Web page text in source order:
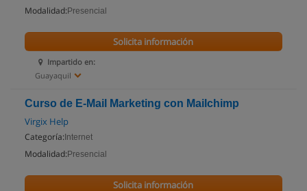
Modalidad: Presencial
Impartido en:
Guayaquil
Solicita información
Curso de E-Mail Marketing con Mailchimp
Virgix Help
Categoría: Internet
Modalidad: Presencial
Solicita información